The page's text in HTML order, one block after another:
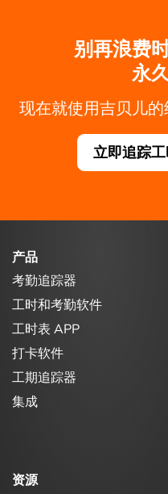
别再浪费
永
现在就使用吉贝儿
立即追踪
产品
考勤追踪器
工时和考勤软件
工时表 APP
打卡软件
工期追踪器
集成
资源